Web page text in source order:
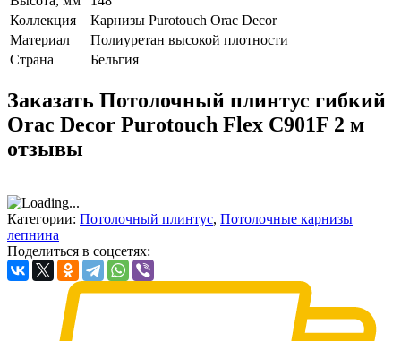
Коллекция
Карнизы Purotouch Orac Decor
Материал
Полиуретан высокой плотности
Страна
Бельгия
Заказать Потолочный плинтус гибкий
Orac Decor Purotouch Flex C901F 2 м
отзывы
Категории: Потолочный плинтус, Потолочные карнизы
лепнина
Поделиться в соцсетях: